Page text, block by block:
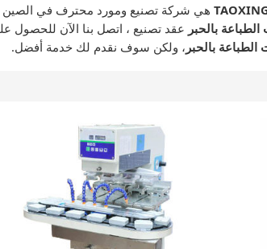
هي شركة تصنيع ومورد محترف في الصين
الطباعة بالحبر عقد تصنيع ، اتصل بنا الآن
الطباعة بالحبر ، ولكن سوف نقدم لك خدمة أفضل.